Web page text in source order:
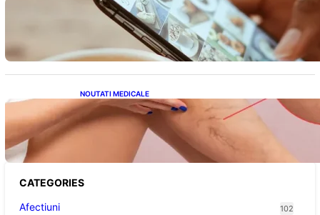
Revoluția Bateriilor pentru Telefoane:
Avantaje, Provocări și Viitorul Tehnologiei
Energetice
NOUTATI MEDICALE
Varicele și Umflarea Picioarelor pe Caniculă:
Înțelegerea Simptomelor și Măsurilor de
Prevenție
CATEGORIES
Afectiuni
102